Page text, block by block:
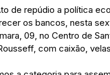
de repúdio a política
os bancos, nesta
09, no Centro de
com caixão,